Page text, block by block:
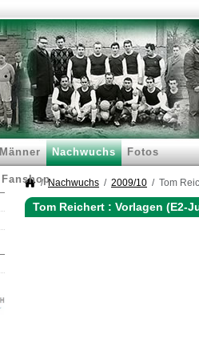
Männer Nachwuchs Fotos
FanshopNachwuchs 2009/10 Tom
Tom Reichert : Vorlagen (E2-